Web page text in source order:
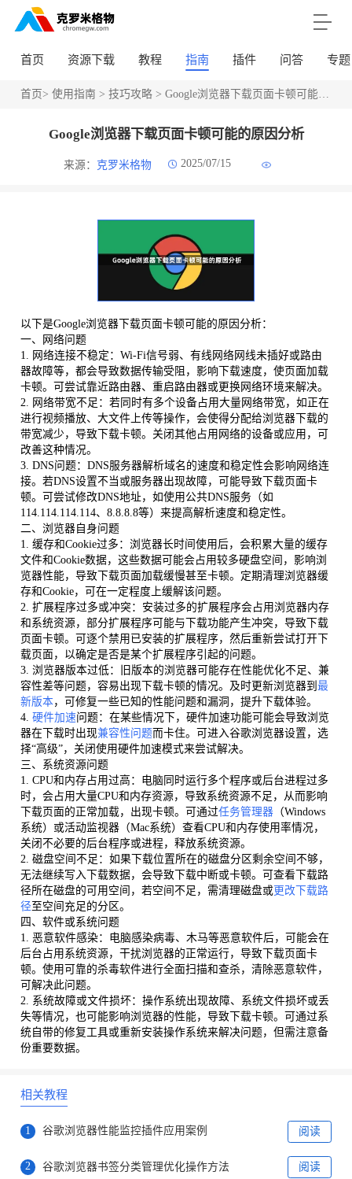
首页 资源下载 教程 指南 插件 问答 专题
首页> 使用指南 > 技巧攻略> Google浏览器下载页面卡顿可能的原因分析
Google浏览器下载页面卡顿可能的原因分析
来源： 克罗米格物 2025/07/15
以下是Google浏览器下载页面卡顿可能的原因分析：
一、网络问题
1. 网络连接不稳定：Wi-Fi信号弱、有线网络网线未插好或路由
器故障等，都会导致数据传输受阻，影响下载速度，使页面加载
卡顿。可尝试靠近路由器、重启路由器或更换网络环境来解决。
2. 网络带宽不足：若同时有多个设备占用大量网络带宽，如正在
进行视频播放、大文件上传等操作，会使得分配给浏览器下载的
带宽减少，导致下载卡顿。关闭其他占用网络的设备或应用，可
改善这种情况。
3. DNS问题：DNS服务器解析域名的速度和稳定性会影响网络连
接。若DNS设置不当或服务器出现故障，可能导致下载页面卡
顿。可尝试修改DNS地址，如使用公共DNS服务（如
114.114.114.114、8.8.8.8等）来提高解析速度和稳定性。
二、浏览器自身问题
1. 缓存和Cookie过多：浏览器长时间使用后，会积累大量的缓存
文件和Cookie数据，这些数据可能会占用较多硬盘空间，影响浏
览器性能，导致下载页面加载缓慢甚至卡顿。定期清理浏览器缓
存和Cookie，可在一定程度上缓解该问题。
2. 扩展程序过多或冲突：安装过多的扩展程序会占用浏览器内存
和系统资源，部分扩展程序可能与下载功能产生冲突，导致下载
页面卡顿。可逐个禁用已安装的扩展程序，然后重新尝试打开下
载页面，以确定是否是某个扩展程序引起的问题。
3. 浏览器版本过低：旧版本的浏览器可能存在性能优化不足、兼
容性差等问题，容易出现下载卡顿的情况。及时更新浏览器到 最
新版本，可修复一些已知的性能问题和漏洞，提升下载体验。
4. 硬件加速问题：在某些情况下，硬件加速功能可能会导致浏览
器在下载时出现兼容性问题而卡住。可进入谷歌浏览器设置，选
择“高级”，关闭使用硬件加速模式来尝试解决。
三、系统资源问题
1. CPU和内存占用过高：电脑同时运行多个程序或后台进程过多
时，会占用大量CPU和内存资源，导致系统资源不足，从而影响
下载页面的正常加载，出现卡顿。可通过任务管理器（Windows
系统）或活动监视器（Mac系统）查看CPU和内存使用率情况，
关闭不必要的后台程序或进程，释放系统资源。
2. 磁盘空间不足：如果下载位置所在的磁盘分区剩余空间不够，
无法继续写入下载数据，会导致下载中断或卡顿。可查看下载路
径所在磁盘的可用空间，若空间不足，需清理磁盘或更改下载路
径至空间充足的分区。
四、软件或系统问题
1. 恶意软件感染：电脑感染病毒、木马等恶意软件后，可能会在
后台占用系统资源，干扰浏览器的正常运行，导致下载页面卡
顿。使用可靠的杀毒软件进行全面扫描和查杀，清除恶意软件，
可解决此问题。
2. 系统故障或文件损坏：操作系统出现故障、系统文件损坏或丢
失等情况，也可能影响浏览器的性能，导致下载卡顿。可通过系
统自带的修复工具或重新安装操作系统来解决问题，但需注意备
份重要数据。
相关教程
1 谷歌浏览器性能监控插件应用案例 阅读
2 谷歌浏览器书签分类管理优化操作方法 阅读